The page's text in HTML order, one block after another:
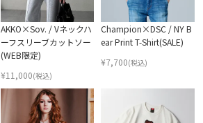
AKKO×Sov. / Vネックハ
ーフスリーブカットソー
(WEB限定)
¥11,000(税込)
Champion×DSC / NY B
ear Print T-Shirt(SALE)
¥7,700(税込)